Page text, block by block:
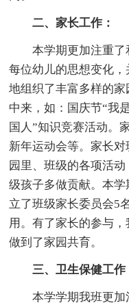
二、家长工作：
本学期更加注重了
每位幼儿的思想变化
地组织了丰富多样的
中来，如：国庆节“我
国人”知识竞赛活动。
新年运动会等。家长
园里、班级的各项活
级孩子多做贡献。本
立了班级家长委员会5
用。有了家长的参与
做到了家园共育。
三、卫生保健工作
本学学期我班更加